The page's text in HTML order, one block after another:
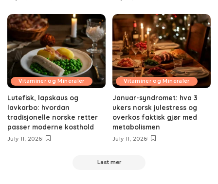
Vitaminer og Mineraler
Lutefisk, lapskaus og
lavkarbo: hvordan
tradisjonelle norske retter
passer moderne kosthold
July 11, 2026
Vitaminer og Mineraler
Januar-syndromet: hva 3
ukers norsk julestress og
overkos faktisk gjør med
metabolismen
July 11, 2026
Last mer